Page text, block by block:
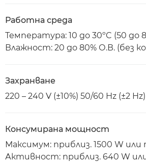
Работна среда
Температура: 10 до 30ºC (50 до
Влажност: 20 до 80% О.В. (без
Захранване
220 – 240 V (±10%) 50/60 Hz (±2 Hz)
Консумирана мощност
Максимум: приблиз. 1500 W или
Активност: приблиз. 640 W